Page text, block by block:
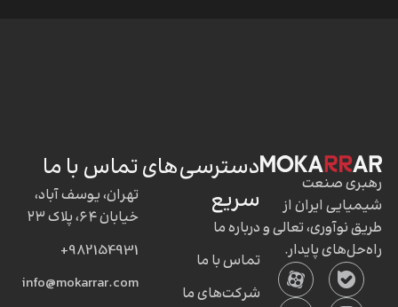
رهبری صنعت
شیمیایی ایران از
طریق نوآوری، تعالی و
راه‌حل‌های پایدار.
دسترسی‌های
سریع
درباره ما
تماس با ما
شرکت‌های ما
تماس با ما
تهران، یوسف آباد،
خیابان ۶۴، پلاک ۲۳
982154931+
info@mokarrar.com